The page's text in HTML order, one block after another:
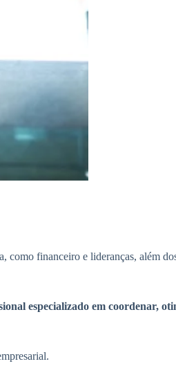
como financeiro e lideranças, além
especializado em coordenar,